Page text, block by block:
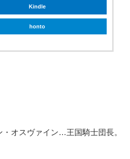
Kindle
honto
オスヴァイン…王国騎士団長。